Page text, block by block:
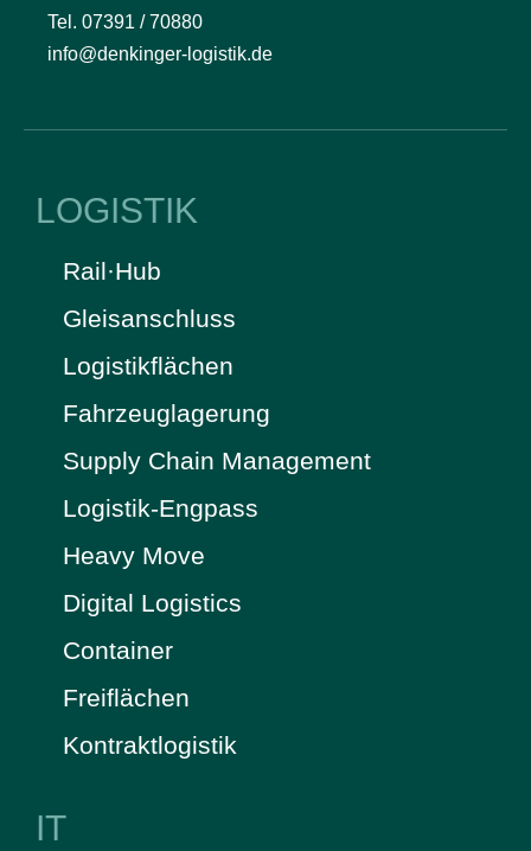
Tel. 07391 / 70880
info@denkinger-logistik.de
LOGISTIK
Rail·Hub
Gleisanschluss
Logistikflächen
Fahrzeuglagerung
Supply Chain Management
Logistik-Engpass
Heavy Move
Digital Logistics
Container
Freiflächen
Kontraktlogistik
IT